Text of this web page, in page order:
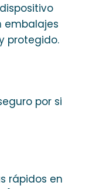
embalajes
protegido.
por si
rápidos en